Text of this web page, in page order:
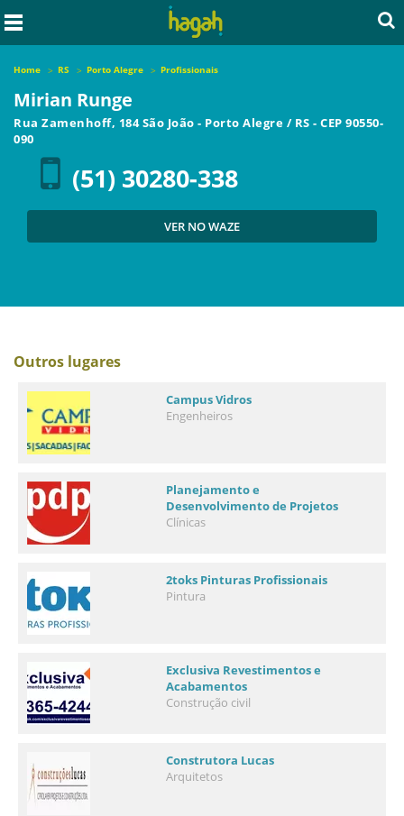
Home RS Porto Alegre Profissionais
Mirian Runge
Rua Zamenhoff, 184 São João - Porto Alegre / RS - CEP 90550-
090
(51) 30280-338
VER NO WAZE
Outros lugares
Campus Vidros
Engenheiros
Planejamento e
Desenvolvimento de Projetos
Clínicas
2toks Pinturas Profissionais
Pintura
Exclusiva Revestimentos e
Acabamentos
Construção civil
Construtora Lucas
Arquitetos